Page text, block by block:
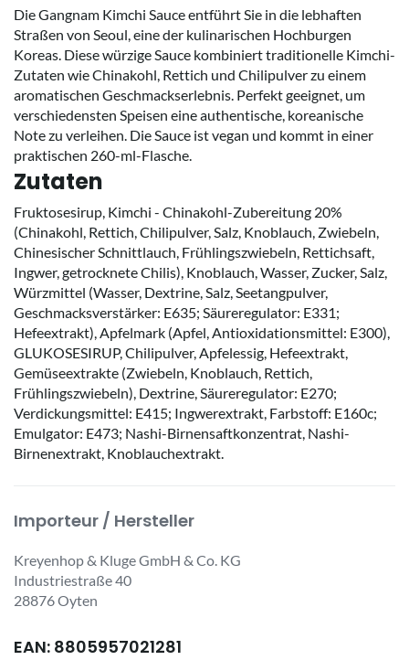
Die Gangnam Kimchi Sauce entführt Sie in die lebhaften
Straßen von Seoul, eine der kulinarischen Hochburgen
Koreas. Diese würzige Sauce kombiniert traditionelle Kimchi-
Zutaten wie Chinakohl, Rettich und Chilipulver zu einem
aromatischen Geschmackserlebnis. Perfekt geeignet, um
verschiedensten Speisen eine authentische, koreanische
Note zu verleihen. Die Sauce ist vegan und kommt in einer
praktischen 260-ml-Flasche.
Zutaten
Fruktosesirup, Kimchi - Chinakohl-Zubereitung 20%
(Chinakohl, Rettich, Chilipulver, Salz, Knoblauch, Zwiebeln,
Chinesischer Schnittlauch, Frühlingszwiebeln, Rettichsaft,
Ingwer, getrocknete Chilis), Knoblauch, Wasser, Zucker, Salz,
Würzmittel (Wasser, Dextrine, Salz, Seetangpulver,
Geschmacksverstärker: E635; Säureregulator: E331;
Hefeextrakt), Apfelmark (Apfel, Antioxidationsmittel: E300),
GLUKOSESIRUP, Chilipulver, Apfelessig, Hefeextrakt,
Gemüseextrakte (Zwiebeln, Knoblauch, Rettich,
Frühlingszwiebeln), Dextrine, Säureregulator: E270;
Verdickungsmittel: E415; Ingwerextrakt, Farbstoff: E160c;
Emulgator: E473; Nashi-Birnensaftkonzentrat, Nashi-
Birnenextrakt, Knoblauchextrakt.
Importeur / Hersteller
Kreyenhop & Kluge GmbH & Co. KG
Industriestraße 40
28876 Oyten
EAN: 8805957021281